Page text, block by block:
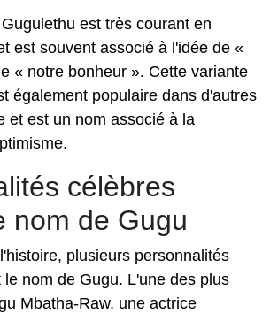
est très courant en
est souvent associé à l'idée de «
« notre bonheur ». Cette variante
également populaire dans d'autres
et est un nom associé à la
célèbres
nom de Gugu
plusieurs personnalités
nom de Gugu. L'une des plus
Mbatha-Raw, une actrice